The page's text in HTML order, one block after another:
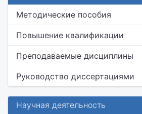
Методические пособия
Повышение квалификации
Преподаваемые дисциплины
Руководство диссертациями
Научная деятельность